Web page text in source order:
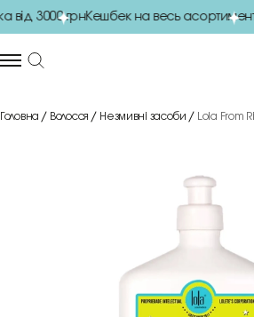
3000 грнКешбек на весь асортимент
Головна Волосся Незмивні засоби Lola From